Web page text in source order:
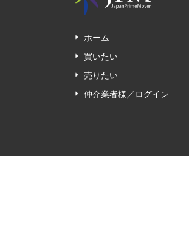
ホーム
買いたい
売りたい
仲介業者様／ログイン